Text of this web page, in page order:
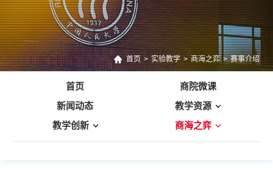
首页 > 实验教学 > 商海之弈 > 赛事介绍
首页
商院微课
新闻动态
教学资源
教学创新
商海之弈